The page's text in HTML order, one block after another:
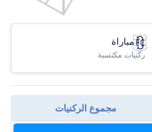
/مباراة
ركنيات مكتسبة
مجموع الركنيات